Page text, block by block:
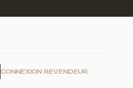
CONNEXION REVENDEUR